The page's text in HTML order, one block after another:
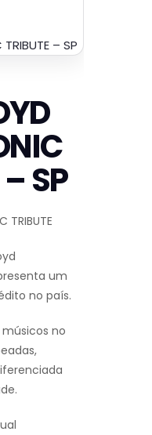
TRIBUTE – SP
SP
TRIBUTE
um
no país.
músicos no